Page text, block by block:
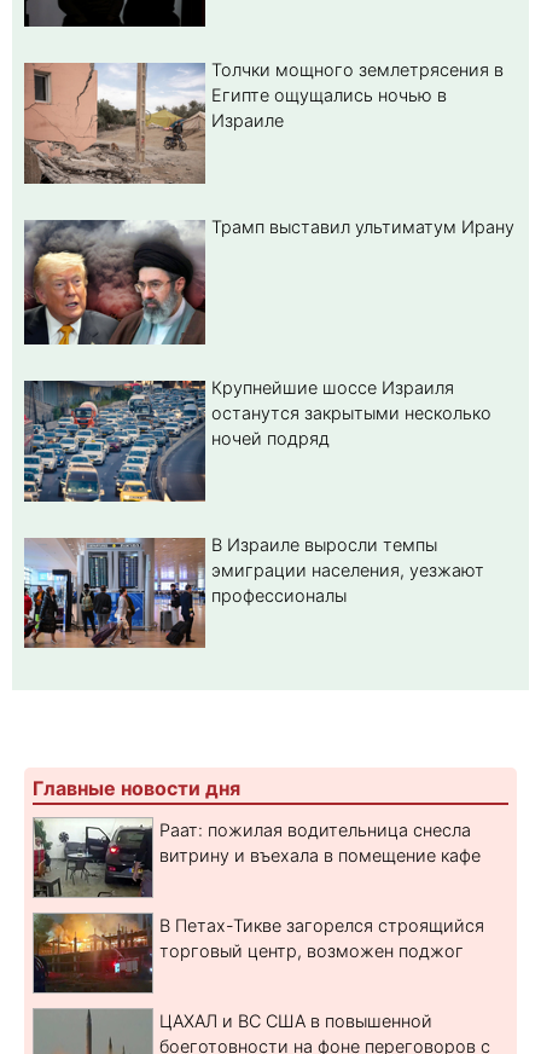
Толчки мощного землетрясения в
Египте ощущались ночью в
Израиле
Трамп выставил ультиматум Ирану
Крупнейшие шоссе Израиля
останутся закрытыми несколько
ночей подряд
В Израиле выросли темпы
эмиграции населения, уезжают
профессионалы
Главные новости дня
Раат: пожилая водительница снесла
витрину и въехала в помещение кафе
В Петах-Тикве загорелся строящийся
торговый центр, возможен поджог
ЦАХАЛ и ВС США в повышенной
боеготовности на фоне переговоров с